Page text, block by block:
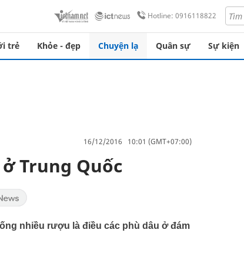
Hotline: 0916118822
trẻ Khỏe - đẹp Chuyện lạ Quân sự Sự kiện
16/12/2016 10:01 (GMT+07:00)
Trung Quốc
nhiều rượu là điều các phù dâu ở đám